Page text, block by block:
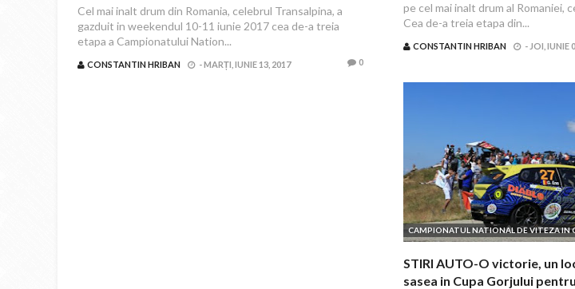
Cel mai inalt drum din Romania, celebrul Transalpina, a
gazduit in weekendul 10-11 iunie 2017 cea de-a treia
etapa a Campionatului Nation...
CONSTANTIN HRIBAN -MARȚI, IUNIE 13, 2017 0
pe cel mai inalt drum al Romaniei,
Cea de-a treia etapa din...
CONSTANTIN HRIBAN - JOI, IUNIE
CAMPIONATUL NATIONAL DE VITEZA IN
STIRI AUTO-O victorie, un
sasea in Cupa Gorjului